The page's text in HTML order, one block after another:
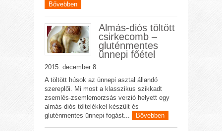
Bővebben
Almás-diós töltött
csirkecomb –
gluténmentes
ünnepi főétel
2015. december 8.
A töltött húsok az ünnepi asztal állandó
szereplői. Mi most a klasszikus szikkadt
zsemlés-zsemlemorzsás verzió helyett egy
almás-diós töltelékkel készült és
gluténmentes ünnepi fogást...
Bővebben